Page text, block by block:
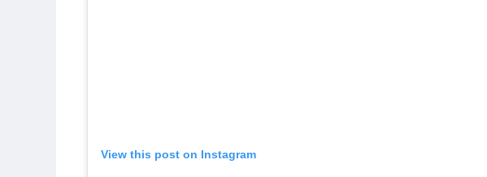
View this post on Instagram